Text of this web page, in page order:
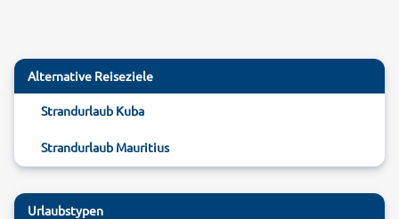
Alternative Reiseziele
Strandurlaub Kuba
Strandurlaub Mauritius
Urlaubstypen